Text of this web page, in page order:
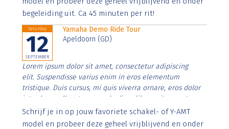
begeleiding uit. Ca 45 minuten per rit!
Saturday
12
SEPTEMBER
Yamaha Demo Ride Tour
Apeldoorn (GD)
Lorem ipsum dolor sit amet, consectetur adipiscing
elit. Suspendisse varius enim in eros elementum
tristique. Duis cursus, mi quis viverra ornare, eros dolor
interdum nulla, ut commodo diam libero vitae erat.
Aenean faucibus nibh et justo cursus id rutrum lorem
imperdiet. Nunc ut sem vitae risus tristique posuere.
Schrijf je in op jouw favoriete schakel- of Y-AMT
model en probeer deze geheel vrijblijvend en onder